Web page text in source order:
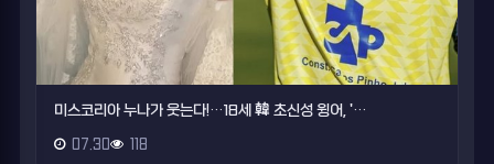
미스코리아 누나가 웃는다!…18세 韓 초신성 윙어, '…
07.30 118